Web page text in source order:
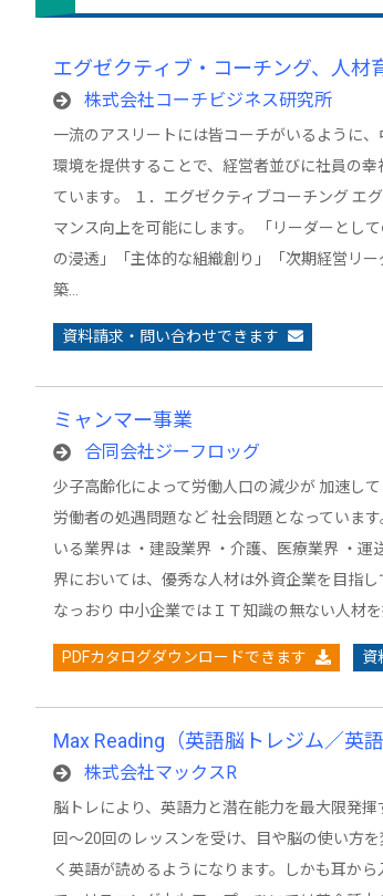
エグゼクティブ・コーチング、人材
株式会社コーチビジネス研究所
一流のアスリートには皆コーチがいるように
環境を提供することで、経営者並びに社員の
ています。 １．エグゼクティブコーチング エ
マンス向上を可能にします。 「リーダーとし
の浸透」「主体的な組織創り」「次期経営リ
築…
資料請求・問い合わせできます
ミャンマー事業
合同会社ジーフロッグ
少子高齢化によって労働人口の減少が 加速し
労働者の処遇問題など 社会問題となっていま
いる業界は ・建設業界 ・介護、医療業界 ・
界においては、優秀な人材は外資企業を目指
なっおり 中小企業ではＩＴ知識の無ない人材
PDFカタログダウンロードできます 資
Max Reading（英語脳トレジム／英語
株式会社マックスR
脳トレにより、英語力と潜在能力を最大限発
回～20回のレッスンを受け、目や脳の使い方
く英語が読めるようになります。しかも耳か